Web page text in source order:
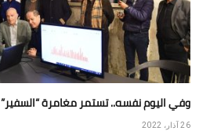
وفي اليوم نفسه.. تستمر مغامرة “السفير”
26 آذار، 2022